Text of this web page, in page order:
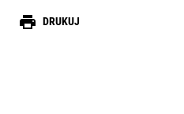
print DRUKUJ